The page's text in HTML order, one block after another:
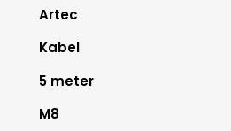
Artec
Kabel
5 meter
M8